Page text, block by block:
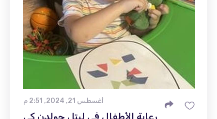
أغسطس 21, 2024, 2:51 م
رعاية الأطفال في ليتل جولدن كي